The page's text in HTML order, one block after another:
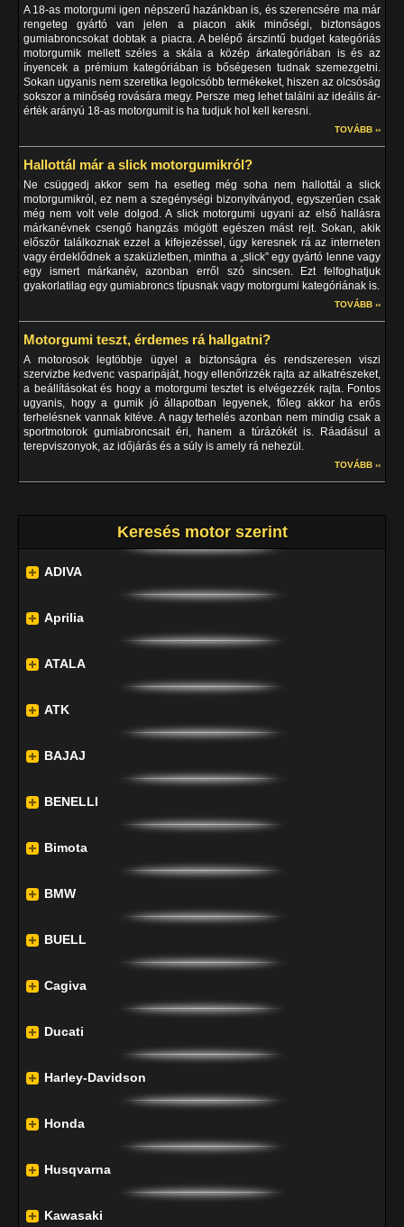
A 18-as motorgumi igen népszerű hazánkban is, és szerencsére ma már
rengeteg gyártó van jelen a piacon akik minőségi, biztonságos
gumiabroncsokat dobtak a piacra. A belépő árszintű budget kategóriás
motorgumik mellett széles a skála a közép árkategóriában is és az
ínyencek a prémium kategóriában is bőségesen tudnak szemezgetni.
Sokan ugyanis nem szeretika legolcsóbb termékeket, hiszen az olcsóság
sokszor a minőség rovására megy. Persze meg lehet találni az ideális ár-
érték arányú 18-as motorgumit is ha tudjuk hol kell keresni.
TOVÁBB ››
Hallottál már a slick motorgumikról?
Ne csüggedj akkor sem ha esetleg még soha nem hallottál a slick
motorgumikról, ez nem a szegénységi bizonyítványod, egyszerűen csak
még nem volt vele dolgod. A slick motorgumi ugyani az első hallásra
márkanévnek csengő hangzás mögött egészen mást rejt. Sokan, akik
először találkoznak ezzel a kifejezéssel, úgy keresnek rá az interneten
vagy érdeklődnek a szaküzletben, mintha a „slick” egy gyártó lenne vagy
egy ismert márkanév, azonban erről szó sincsen. Ezt felfoghatjuk
gyakorlatilag egy gumiabroncs típusnak vagy motorgumi kategóriának is.
TOVÁBB ››
Motorgumi teszt, érdemes rá hallgatni?
A motorosok legtöbbje ügyel a biztonságra és rendszeresen viszi
szervizbe kedvenc vasparipáját, hogy ellenőrizzék rajta az alkatrészeket,
a beállításokat és hogy a motorgumi tesztet is elvégezzék rajta. Fontos
ugyanis, hogy a gumik jó állapotban legyenek, főleg akkor ha erős
terhelésnek vannak kitéve. A nagy terhelés azonban nem mindig csak a
sportmotorok gumiabroncsait éri, hanem a túrázókét is. Ráadásul a
terepviszonyok, az időjárás és a súly is amely rá nehezül.
TOVÁBB ››
Keresés motor szerint
ADIVA
Aprilia
ATALA
ATK
BAJAJ
BENELLI
Bimota
BMW
BUELL
Cagiva
Ducati
Harley-Davidson
Honda
Husqvarna
Kawasaki